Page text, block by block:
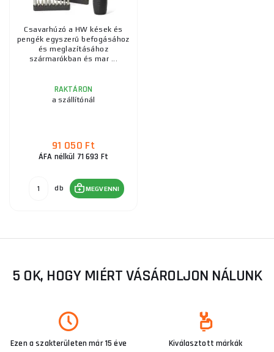
Csavarhúzó a HW kések és
pengék egyszerű befogásához
és meglazításához
szármarókban és mar ...
RAKTÁRON
a szállítónál
91 050 Ft
ÁFA nélkül 71 693 Ft
db MEGVENNI
5 OK, HOGY MIÉRT VÁSÁROLJON NÁLUNK
Ezen a szakterületen már 15 éve
Kiválasztott márkák